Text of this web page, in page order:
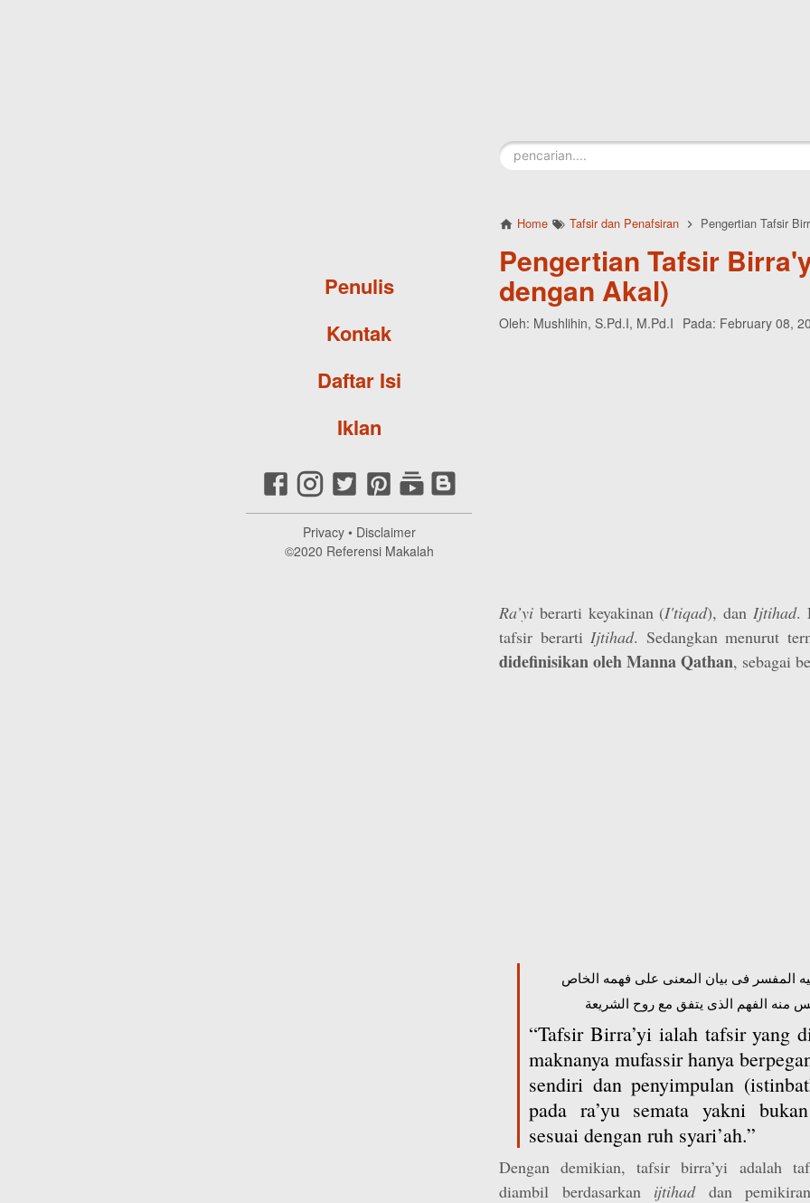
Penulis
Kontak
Daftar Isi
Iklan
Privacy• Disclaimer
©2020 Referensi Makalah
Home Tafsir dan Penafsiran Pengertian Tafsir
Pengertian Tafsir
dengan Akal)
Oleh: Mushlihin, S.Pd.I, M.Pd.I Pada: February 08,
Ra’yi berarti keyakinan (I'tiqad), dan Ijtihad.
tafsir berarti Ijtihad. Sedangkan menurut
didefinisikan oleh Manna Qathan, sebagai
المفسر فى بيان المعنى على فهمه الخاص
منه الفهم الذى يتفق مع روح الشريعة
“Tafsir Birra’yi ialah tafsir yang
maknanya mufassir hanya
sendiri dan penyimpulan
pada ra’yu semata yakni
sesuai dengan ruh syari’ah.”
Dengan demikian, tafsir birra’yi adalah
diambil berdasarkan ijtihaddan